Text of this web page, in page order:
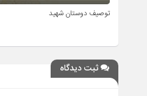
توصیف دوستان شهید
ثبت دیدگاه